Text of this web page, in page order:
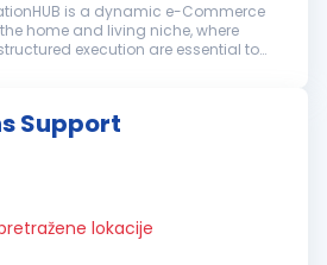
is a dynamic e-Commerce
home and living niche, where
execution are essential to
Support
lokacije